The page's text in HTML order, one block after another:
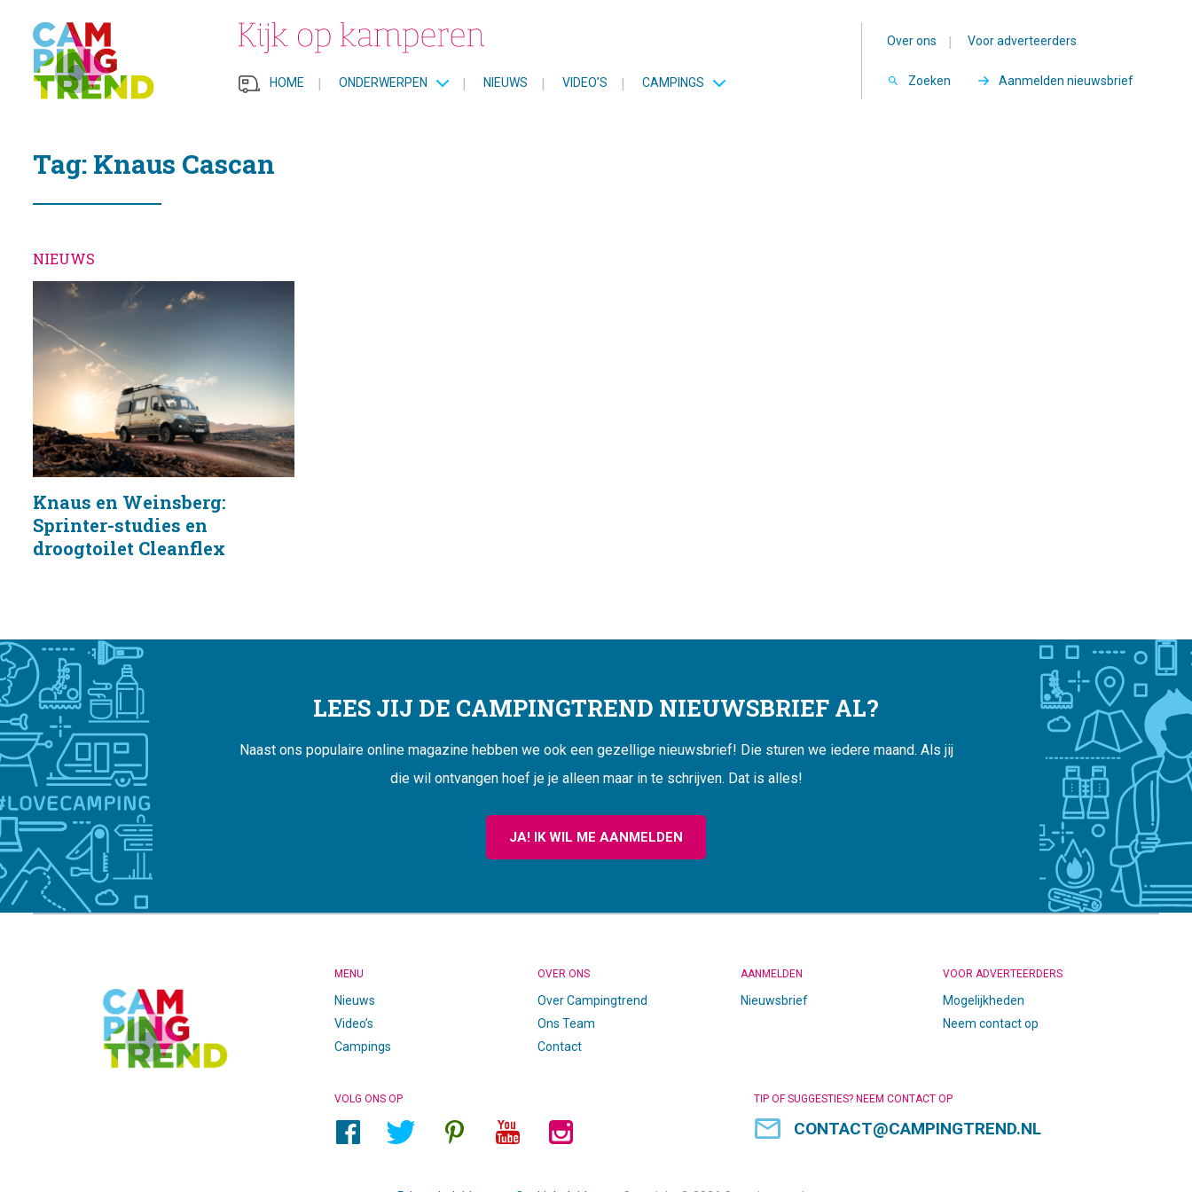
HOME | ONDERWERPEN | NIEUWS | VIDEO’S | CAMPINGS
Over ons | Voor adverteerders
Zoeken Aanmelden nieuwsbrief
Tag: Knaus Cascan
NIEUWS
Knaus en Weinsberg:
Sprinter-studies en
droogtoilet Cleanflex
LEES JIJ DE CAMPINGTREND NIEUWSBRIEF AL?
Naast ons populaire online magazine hebben we ook een gezellige nieuwsbrief! Die sturen we iedere maand. Als jij
die wil ontvangen hoef je je alleen maar in te schrijven. Dat is alles!
JA! IK WIL ME AANMELDEN
MENU
Nieuws
Video’s
Campings
OVER ONS
Over Campingtrend
Ons Team
Contact
AANMELDEN
Nieuwsbrief
VOOR ADVERTEERDERS
Mogelijkheden
Neem contact op
VOLG ONS OP TIP OF SUGGESTIES? NEEM CONTACT OP
CONTACT@CAMPINGTREND.NL